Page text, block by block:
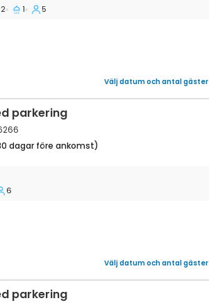
2 1 5
Välj datum och antal gäster
parkering
dagar före ankomst)
Gorski kotar K-26266
6
Välj datum och antal gäster
parkering